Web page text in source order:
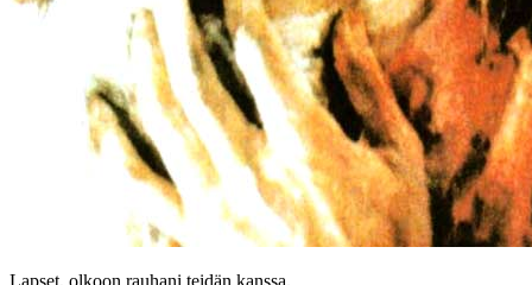
Lapset, olkoon rauhani teidän kanssa.